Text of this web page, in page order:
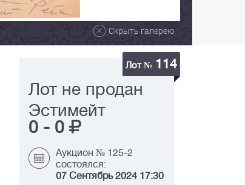
Скрыть галерею
Лот № 114
Лот не продан
Эстимейт
0 - 0
Аукцион № 125-2
состоялся:
07 Сентябрь 2024 17:30